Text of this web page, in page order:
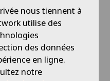
chroniques.
des hôpitaux
uniforme
révision de la
de la saisie des
H+ a ainsi
nous tiennent à
utilise des
des données
en ligne.
notre